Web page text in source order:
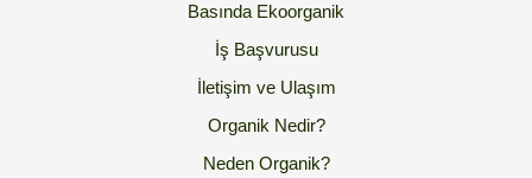
Basında Ekoorganik
İş Başvurusu
İletişim ve Ulaşım
Organik Nedir?
Neden Organik?